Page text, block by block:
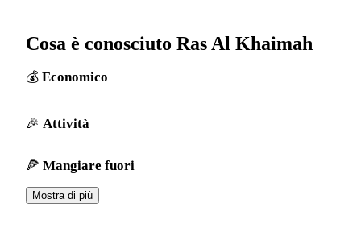
Cosa è conosciuto Ras Al Khaimah
Economico
Attività
Mangiare fuori
Mostra di più